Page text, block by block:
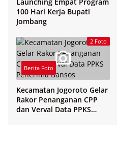
100 Hari Kerja Bupati
Jombang
2 Foto
Berita Foto
Kecamatan Jogoroto Gelar
Rakor Penanganan CPP
dan Verval Data PPKS